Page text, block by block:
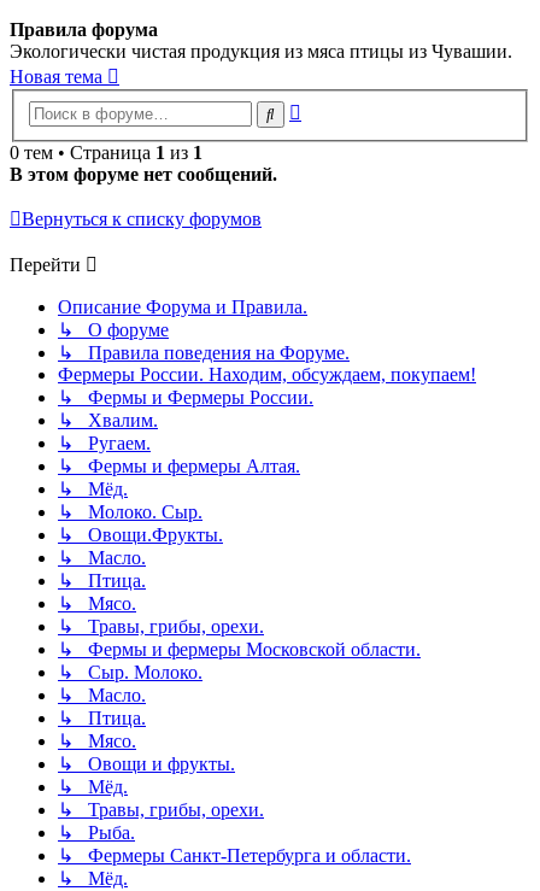
Правила форума
Экологически чистая продукция из мяса птицы из Чувашии.
Новая тема
Поиск
0 тем • Страница 1 из 1
В этом форуме нет сообщений.
Вернуться к списку форумов
Перейти
Описание Форума и Правила.
↳ О форуме
↳ Правила поведения на Форуме.
Фермеры России. Находим, обсуждаем, покупаем!
↳ Фермы и Фермеры России.
↳ Хвалим.
↳ Ругаем.
↳ Фермы и фермеры Алтая.
↳ Мёд.
↳ Молоко. Сыр.
↳ Овощи.Фрукты.
↳ Масло.
↳ Птица.
↳ Мясо.
↳ Травы, грибы, орехи.
↳ Фермы и фермеры Московской области.
↳ Сыр. Молоко.
↳ Масло.
↳ Птица.
↳ Мясо.
↳ Овощи и фрукты.
↳ Мёд.
↳ Травы, грибы, орехи.
↳ Рыба.
↳ Фермеры Санкт-Петербурга и области.
↳ Мёд.